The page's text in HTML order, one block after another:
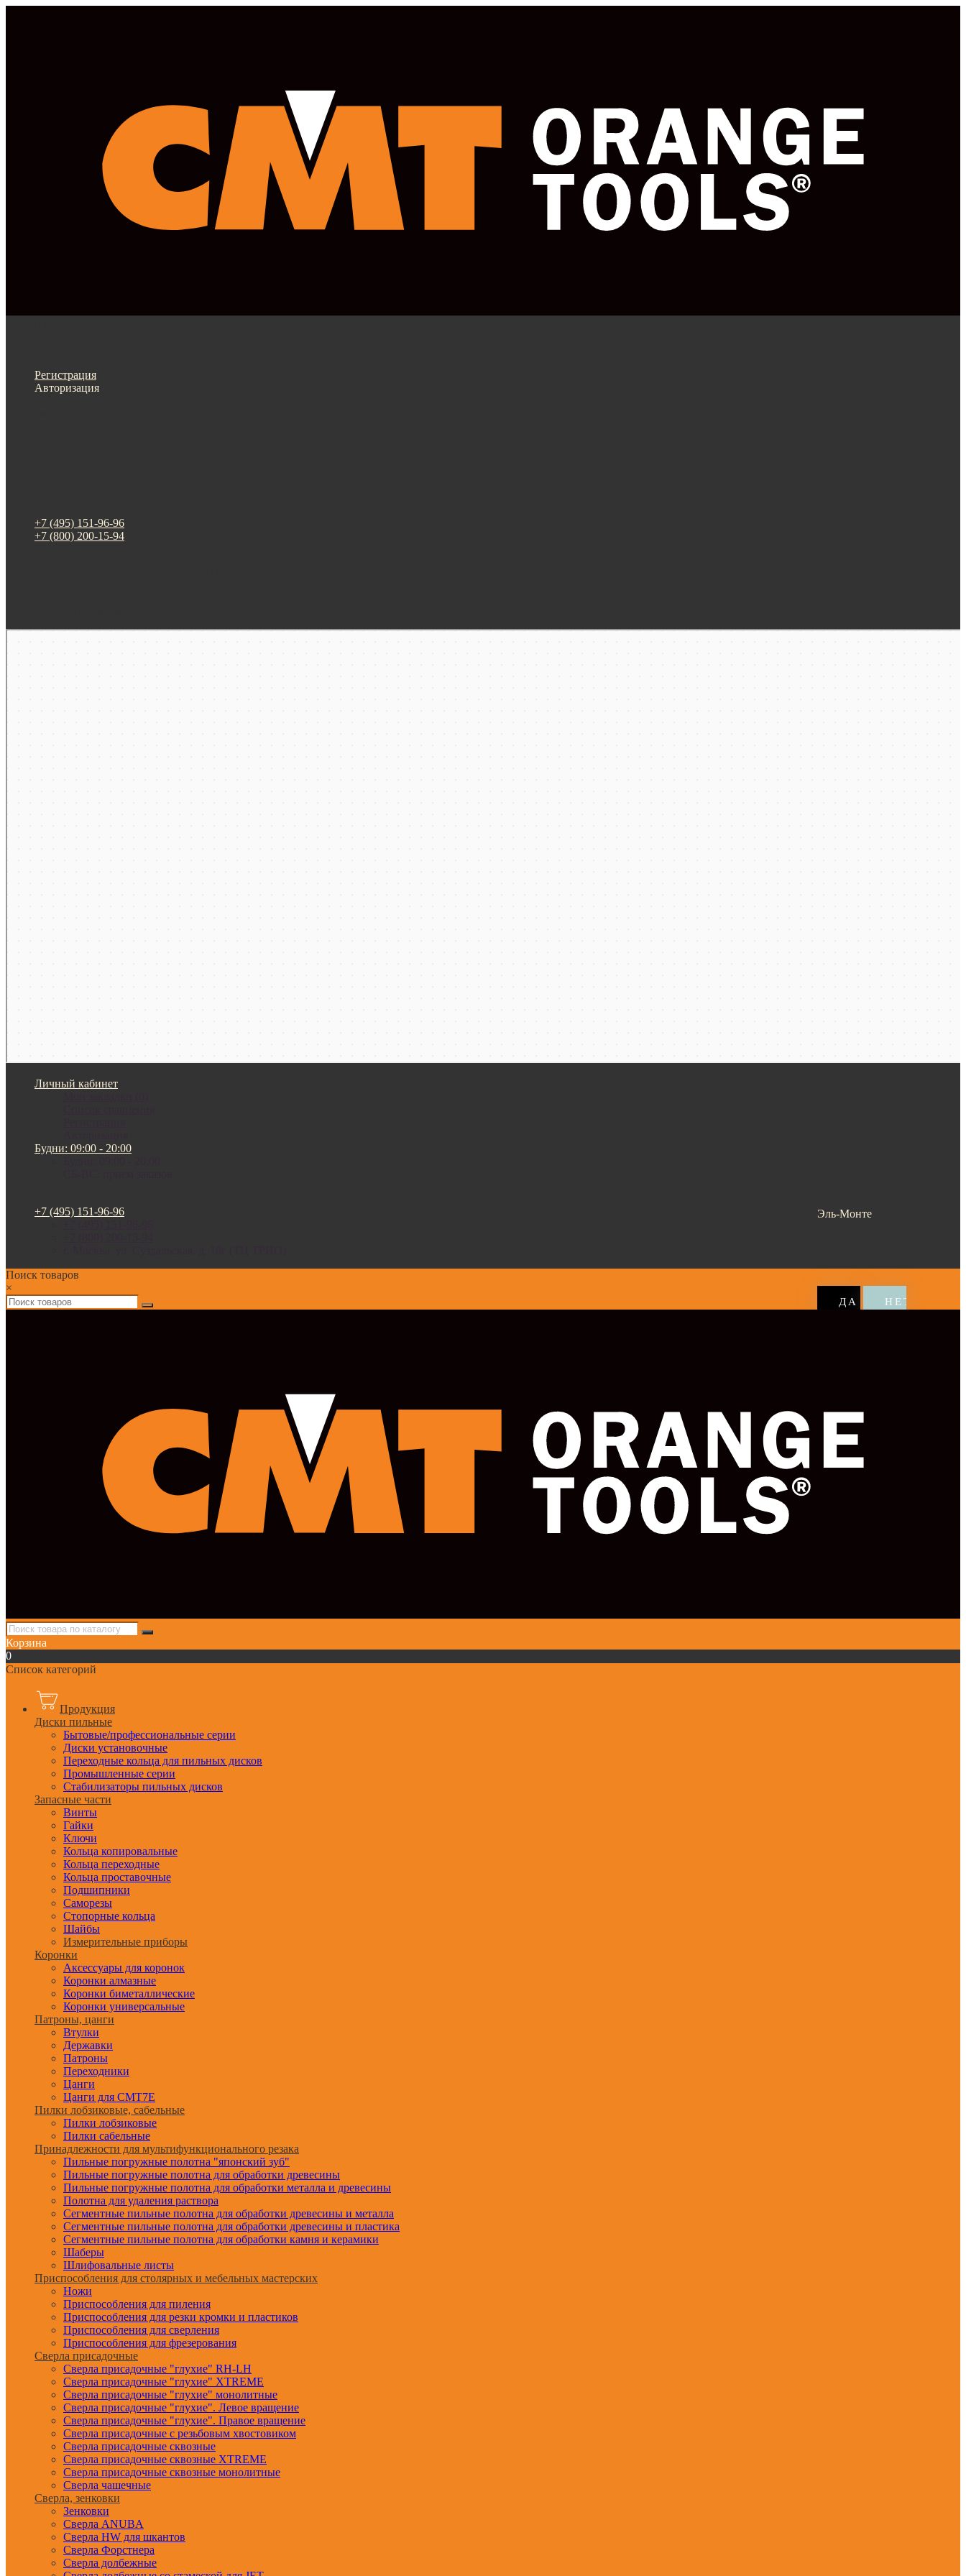
Регистрация
Авторизация
+7 (495) 151-96-96
+7 (800) 200-15-94
Москва
Личный кабинет
Будни: 09:00 - 20:00
Эль-Монте
+7 (495) 151-96-96
Поиск товаров
×
Корзина
0
Список категорий
Продукция
Диски пильные
Бытовые/профессиональные серии
Диски установочные
Переходные кольца для пильных дисков
Промышленные серии
Стабилизаторы пильных дисков
Запасные части
Винты
Гайки
Ключи
Кольца копировальные
Кольца переходные
Кольца проставочные
Подшипники
Саморезы
Стопорные кольца
Шайбы
Измерительные приборы
Коронки
Аксессуары для коронок
Коронки алмазные
Коронки биметаллические
Коронки универсальные
Патроны, цанги
Втулки
Державки
Патроны
Переходники
Цанги
Цанги для CMT7E
Пилки лобзиковые, сабельные
Пилки лобзиковые
Пилки сабельные
Принадлежности для мультифункционального резака
Пильные погружные полотна "японский зуб"
Пильные погружные полотна для обработки древесины
Пильные погружные полотна для обработки металла и древесины
Полотна для удаления раствора
Сегментные пильные полотна для обработки древесины и металла
Сегментные пильные полотна для обработки древесины и пластика
Сегментные пильные полотна для обработки камня и керамики
Шаберы
Шлифовальные листы
Приспособления для столярных и мебельных мастерских
Ножи
Приспособления для пиления
Приспособления для резки кромки и пластиков
Приспособления для сверления
Приспособления для фрезерования
Сверла присадочные
Сверла присадочные "глухие" RH-LH
Сверла присадочные "глухие" XTREME
Сверла присадочные "глухие" монолитные
Сверла присадочные "глухие". Левое вращение
Сверла присадочные "глухие". Правое вращение
Сверла присадочные с резьбовым хвостовиком
Сверла присадочные сквозные
Сверла присадочные сквозные XTREME
Сверла присадочные сквозные монолитные
Сверла чашечные
Сверла, зенковки
Зенковки
Сверла ANUBA
Сверла HW для шкантов
Сверла Форстнера
Сверла долбежные